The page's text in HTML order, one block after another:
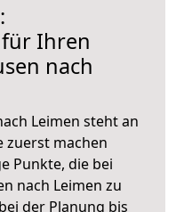
Ihren
nach
Leimen steht an
zuerst machen
Punkte, die bei
nach Leimen zu
der Planung bis